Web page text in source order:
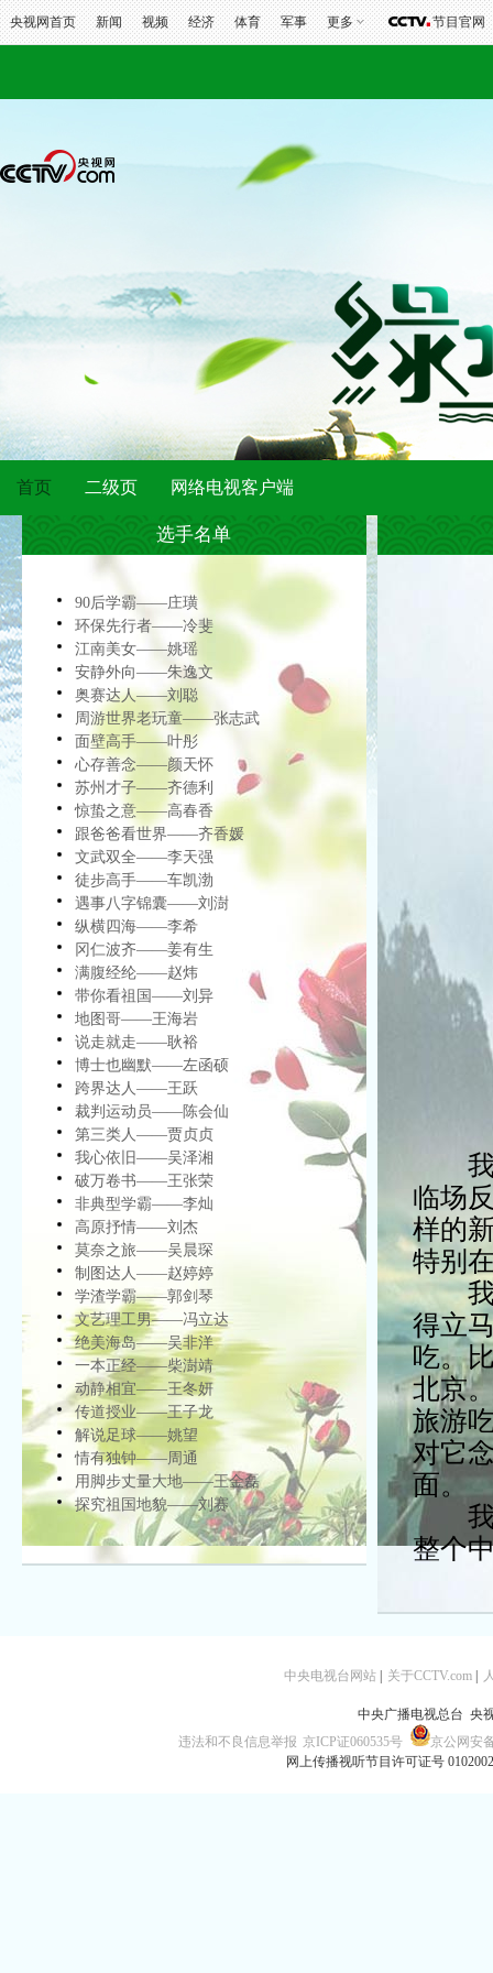
央视网首页 新闻 视频 经济 体育 军事 更多 节目官网
首页 二级页 网络电视客户端
选手名单
90后学霸——庄璜
环保先行者——冷斐
江南美女——姚瑶
安静外向——朱逸文
奥赛达人——刘聪
周游世界老玩童——张志武
面壁高手——叶彤
心存善念——颜天怀
苏州才子——齐德利
惊蛰之意——高春香
跟爸爸看世界——齐香媛
文武双全——李天强
徒步高手——车凯渤
遇事八字锦囊——刘澍
纵横四海——李希
冈仁波齐——姜有生
满腹经纶——赵炜
带你看祖国——刘异
地图哥——王海岩
说走就走——耿裕
博士也幽默——左函硕
跨界达人——王跃
裁判运动员——陈会仙
第三类人——贾贞贞
我心依旧——吴泽湘
破万卷书——王张荣
非典型学霸——李灿
高原抒情——刘杰
莫奈之旅——吴晨琛
制图达人——赵婷婷
学渣学霸——郭剑琴
文艺理工男——冯立达
绝美海岛——吴非洋
一本正经——柴澍靖
动静相宜——王冬妍
传道授业——王子龙
解说足球——姚望
情有独钟——周通
用脚步丈量大地——王金磊
探究祖国地貌——刘赛
我
临场
样的
特别
我这
得立
吃。
北京
旅游
对它
面。
我觉
整个
中央电视台网站 关于CCTV.com
中央广播电视总台 央
违法和不良信息举报 京ICP证060535号
京公网安
网上传播视听节目许可证号